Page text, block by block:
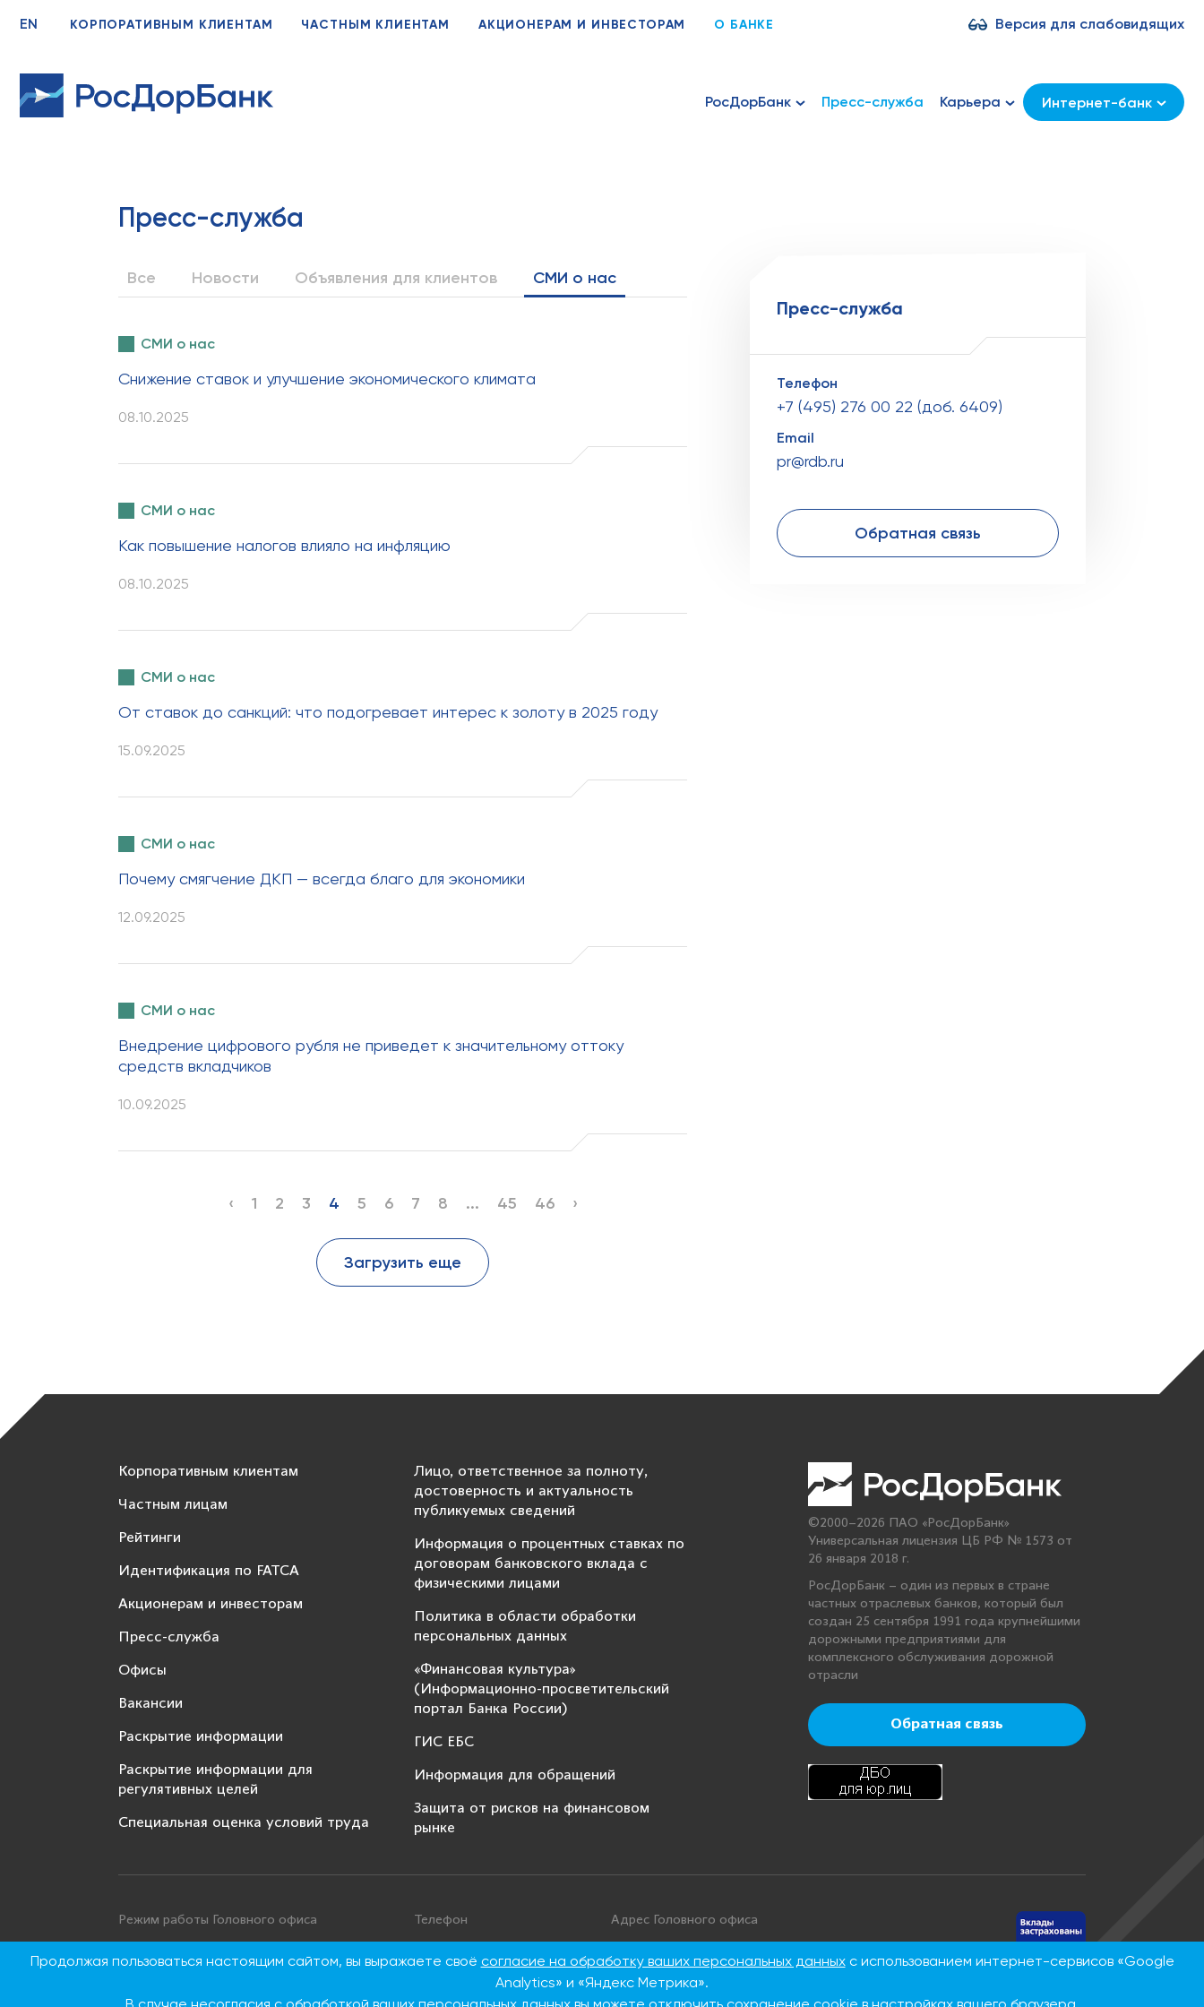
EN КОРПОРАТИВНЫМ КЛИЕНТАМ ЧАСТНЫМ КЛИЕНТАМ АКЦИОНЕРАМ И ИНВЕСТОРАМ О БАНКЕ Версия для слабовидящих
РосДорБанк Пресс-служба Карьера Интернет-банк
Пресс-служба
Все Новости Объявления для клиентов СМИ о нас
СМИ о нас
Снижение ставок и улучшение экономического климата
08.10.2025
СМИ о нас
Как повышение налогов влияло на инфляцию
08.10.2025
СМИ о нас
От ставок до санкций: что подогревает интерес к золоту в 2025 году
15.09.2025
СМИ о нас
Почему смягчение ДКП — всегда благо для экономики
12.09.2025
СМИ о нас
Внедрение цифрового рубля не приведет к значительному оттоку
средств вкладчиков
10.09.2025
‹ 1 2 3 4 5 6 7 8 ... 45 46 ›
Загрузить еще
Пресс-служба
Телефон
+7 (495) 276 00 22 (доб. 6409)
Email
pr@rdb.ru
Обратная связь
Корпоративным клиентам
Частным лицам
Рейтинги
Идентификация по FATCA
Акционерам и инвесторам
Пресс-служба
Офисы
Вакансии
Раскрытие информации
Раскрытие информации для
регулятивных целей
Специальная оценка условий труда
Лицо, ответственное за полноту,
достоверность и актуальность
публикуемых сведений
Информация о процентных ставках по
договорам банковского вклада с
физическими лицами
Политика в области обработки
персональных данных
«Финансовая культура»
(Информационно-просветительский
портал Банка России)
ГИС ЕБС
Информация для обращений
Защита от рисков на финансовом
рынке
©2000–2026 ПАО «РосДорБанк»
Универсальная лицензия ЦБ РФ № 1573 от
26 января 2018 г.
РосДорБанк – один из первых в стране
частных отраслевых банков, который был
создан 25 сентября 1991 года крупнейшими
дорожными предприятиями для
комплексного обслуживания дорожной
отрасли
Обратная связь
Режим работы Головного офиса
Пятница: с 9:00 до 16:45
Телефон
8 800 100 00 22 (Бесплатно
Адрес Головного офиса
86
Продолжая пользоваться настоящим сайтом, вы выражаете своё согласие на обработку ваших персональных данныхс использованием интернет-сервисов «Google
Analytics» и «Яндекс Метрика».